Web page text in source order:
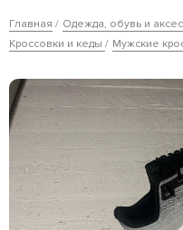
Главная Одежда, обувь и
Кроссовки и кеды
Мужские